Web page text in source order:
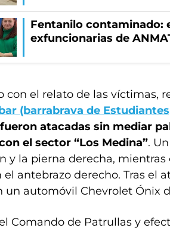
Fentanilo contaminado:
exfuncionarias de
con el relato de las víctimas,
(barrabrava de
fueron atacadas sin mediar
el sector “Los Medina”.
y la pierna derecha,
el antebrazo derecho. Tras el
un automóvil Chevrolet Ónix
Comando de Patrullas y